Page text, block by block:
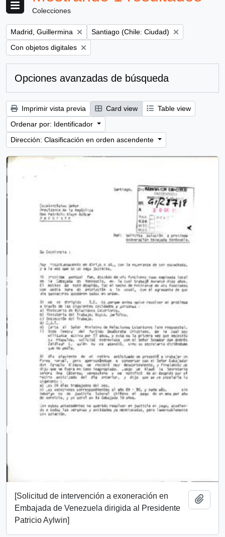
Colecciones
Remove filter:
Madrid, Guillermina Remove filter:
Santiago (Chile: Ciudad)
Remove filter:
Con objetos digitales
Opciones avanzadas de búsqueda
Imprimir vista previa Card view
Table view
Ordenar por: Identificador
Dirección: Clasificación en orden ascendente
[Solicitud de intervención a exoneración en
Embajada de Venezuela dirigida al Presidente
Patricio Aylwin]